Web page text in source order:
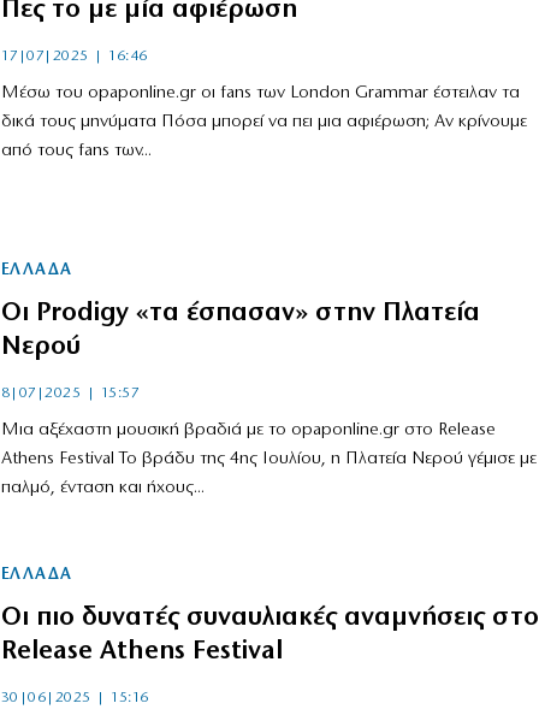
Πες το με μία αφιέρωση
17|07|2025 | 16:46
Μέσω του opaponline.gr οι fans των London Grammar έστειλαν τα
δικά τους μηνύματα Πόσα μπορεί να πει μια αφιέρωση; Aν κρίνουμε
από τους fans των...
ΕΛΛΑΔΑ
Οι Prodigy «τα έσπασαν» στην Πλατεία
Νερού
8|07|2025 | 15:57
Μια αξέχαστη μουσική βραδιά με το opaponline.gr στο Release
Athens Festival Το βράδυ της 4ης Ιουλίου, η Πλατεία Νερού γέμισε με
παλμό, ένταση και ήχους...
ΕΛΛΑΔΑ
Οι πιο δυνατές συναυλιακές αναμνήσεις στο
Release Athens Festival
30|06|2025 | 15:16